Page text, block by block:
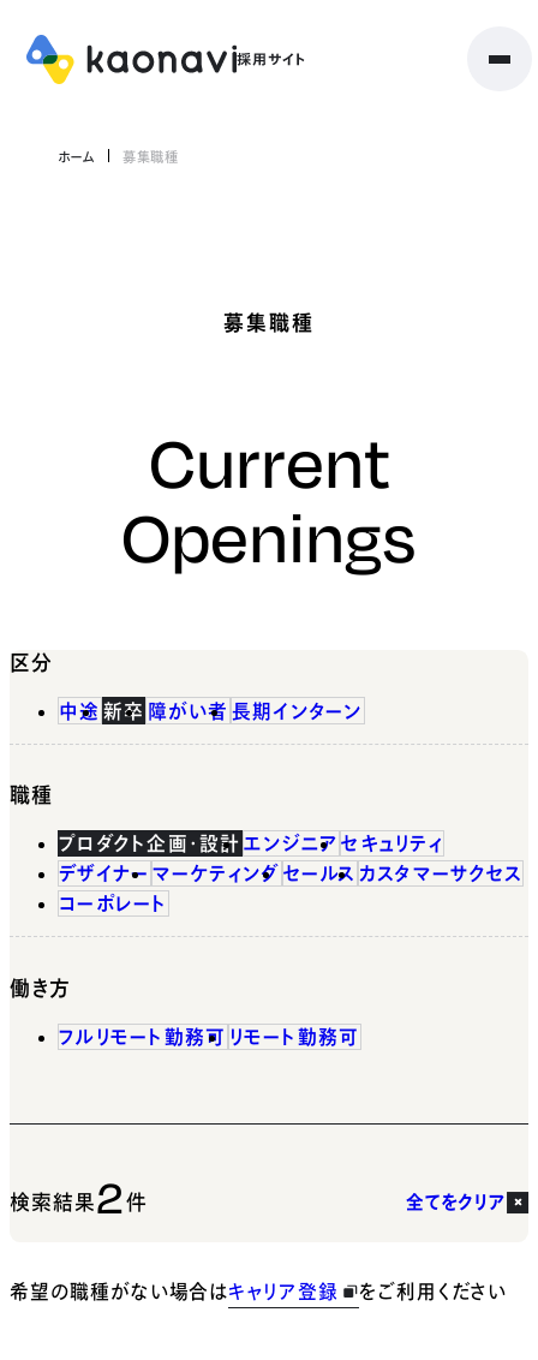
ホーム 募集職種
募集職種
Current
Openings
区分
中途 新卒 障がい者 長期インターン
職種
プロダクト企画・設計 エンジニア セキュリティ
デザイナー マーケティング セールス カスタマーサクセス
コーポレート
働き方
フルリモート勤務可 リモート勤務可
検索結果2件 全てをクリア
希望の職種がない場合はキャリア登録 をご利用ください